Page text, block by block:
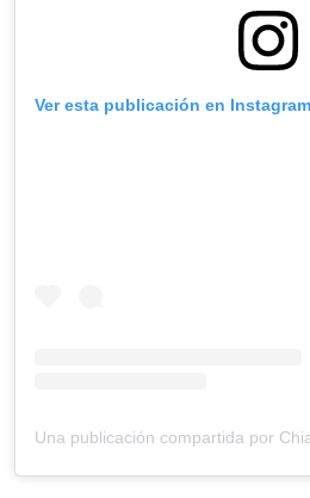
Ver esta publicación en Instagram